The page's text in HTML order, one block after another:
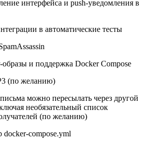
интерфейса и push-уведомления в
в автоматические тесты
и поддержка Docker Compose
(по желанию)
можно пересылать через другой
необязательный список
(по желанию)
compose.yml